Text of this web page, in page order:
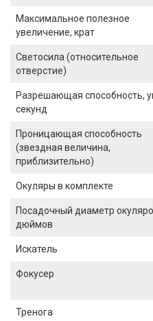
Максимальное полезное
увеличение, крат
Светосила (относительное
отверстие)
Разрешающая способность,
секунд
Проницающая способность
(звездная величина,
приблизительно)
Окуляры в комплекте
Посадочный диаметр
дюймов
Искатель
Фокусер
Тренога